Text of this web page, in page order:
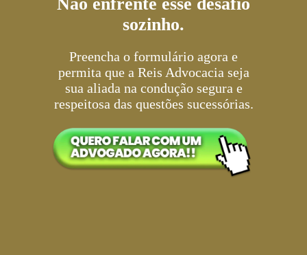
sozinho.
Preencha o formulário agora e
permita que a Reis Advocacia seja
sua aliada na condução segura e
respeitosa das questões sucessórias.